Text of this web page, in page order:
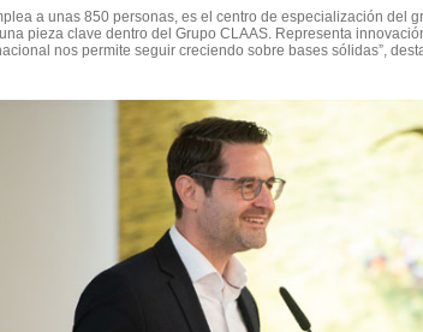
a unas 850 personas, es el centro de especialización del
pieza clave dentro del Grupo CLAAS. Representa
nos permite seguir creciendo sobre bases sólidas”,